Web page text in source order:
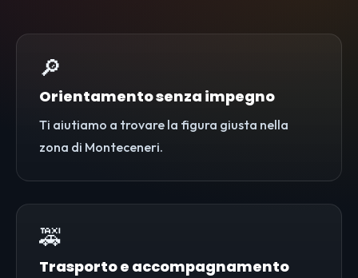
🔎
Orientamento senza impegno
Ti aiutiamo a trovare la figura giusta nella
zona di Monteceneri.
🚕
Trasporto e accompagnamento